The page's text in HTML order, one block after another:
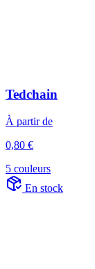
Tedchain
À partir de
0,80 €
5 couleurs
En stock